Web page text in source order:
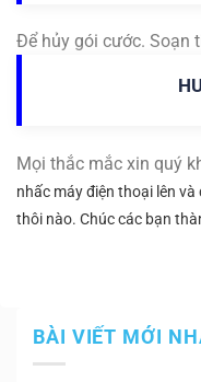
Để hủy gói cước. Soạn
Mọi thắc mắc xin quý
nhấc máy điện thoại lên và
thôi nào. Chúc các bạn
BÀI VIẾT MỚI